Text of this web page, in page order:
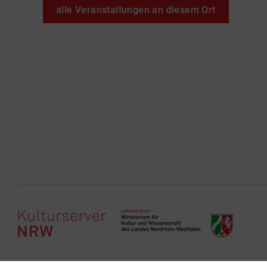
alle Veranstaltungen an diesem Ort